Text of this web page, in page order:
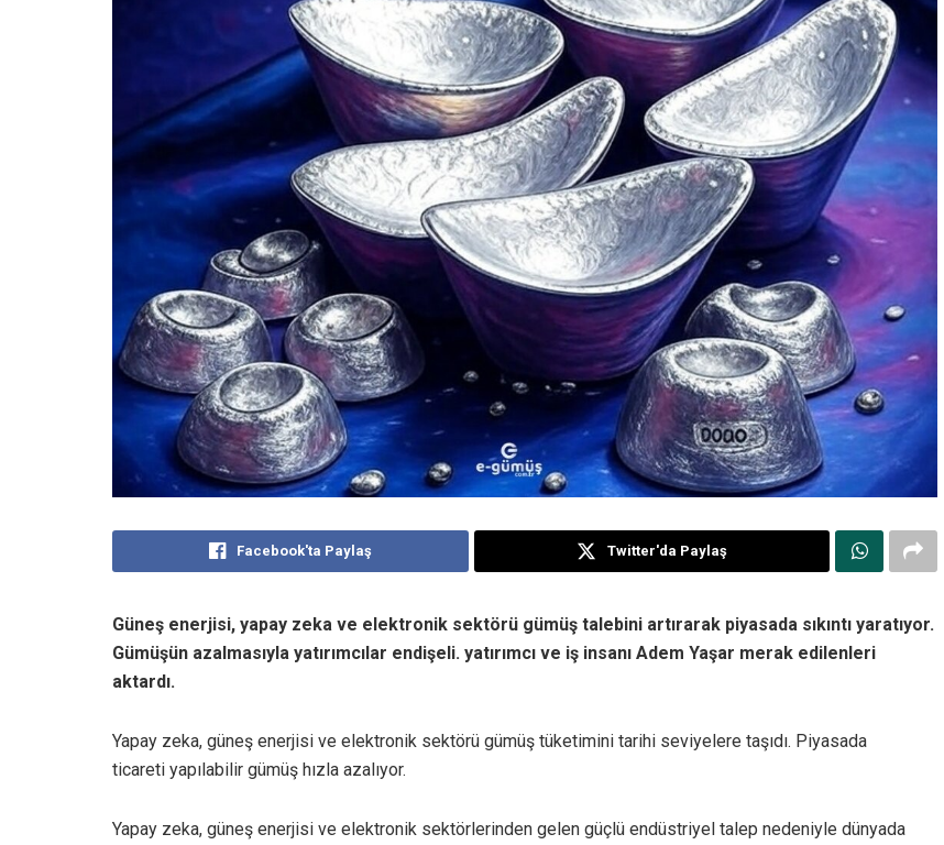
Facebook'ta Paylaş Twitter'da Paylaş
Güneş enerjisi, yapay zeka ve elektronik sektörü gümüş talebini artırarak piyasada sıkıntı yaratıyor.
Gümüşün azalmasıyla yatırımcılar endişeli. yatırımcı ve iş insanı Adem Yaşar merak edilenleri
aktardı.
Yapay zeka, güneş enerjisi ve elektronik sektörü gümüş tüketimini tarihi seviyelere taşıdı. Piyasada
ticareti yapılabilir gümüş hızla azalıyor.
Yapay zeka, güneş enerjisi ve elektronik sektörlerinden gelen güçlü endüstriyel talep nedeniyle dünyada